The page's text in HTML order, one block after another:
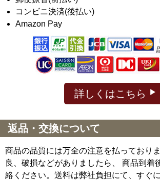
コンビニ決済(後払い)
Amazon Pay
詳しくはこちら
返品・交換について
商品の品質には万全の注意を払っており
良、破損などがありましたら、 商品到着
絡ください。送料は弊社負担にて、すぐ